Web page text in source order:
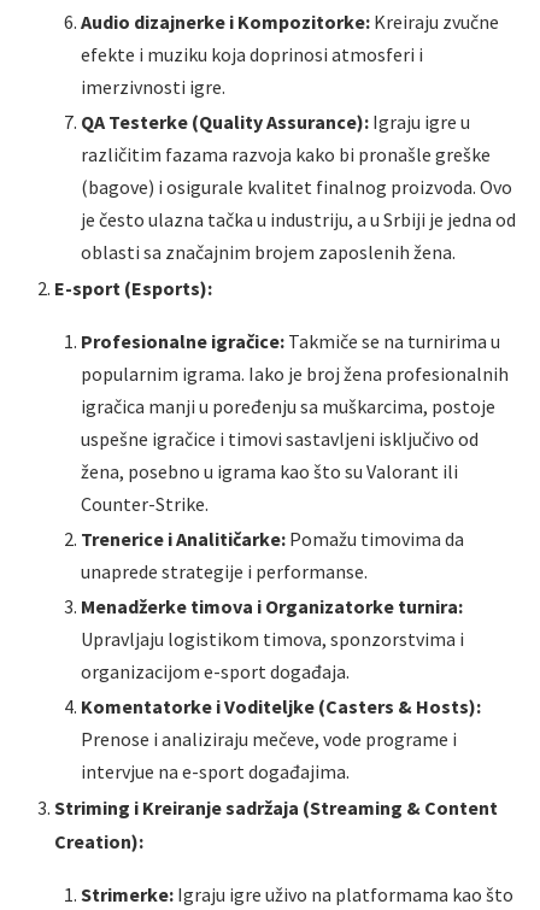
Audio dizajnerke i Kompozitorke: Kreiraju zvučne
efekte i muziku koja doprinosi atmosferi i
imerzivnosti igre.
QA Testerke (Quality Assurance): Igraju igre u
različitim fazama razvoja kako bi pronašle greške
(bagove) i osigurale kvalitet finalnog proizvoda. Ovo
je često ulazna tačka u industriju, a u Srbiji je jedna od
oblasti sa značajnim brojem zaposlenih žena.
E-sport (Esports):
Profesionalne igračice: Takmiče se na turnirima u
popularnim igrama. Iako je broj žena profesionalnih
igračica manji u poređenju sa muškarcima, postoje
uspešne igračice i timovi sastavljeni isključivo od
žena, posebno u igrama kao što su Valorant ili
Counter-Strike.
Trenerice i Analitičarke: Pomažu timovima da
unaprede strategije i performanse.
Menadžerke timova i Organizatorke turnira:
Upravljaju logistikom timova, sponzorstvima i
organizacijom e-sport događaja.
Komentatorke i Voditeljke (Casters & Hosts):
Prenose i analiziraju mečeve, vode programe i
intervjue na e-sport događajima.
Striming i Kreiranje sadržaja (Streaming & Content
Creation):
Strimerke: Igraju igre uživo na platformama kao što